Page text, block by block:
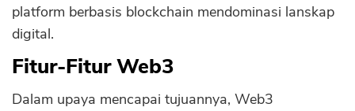
platform berbasis blockchain mendominasi lanskap
digital.
Fitur-Fitur Web3
Dalam upaya mencapai tujuannya, Web3